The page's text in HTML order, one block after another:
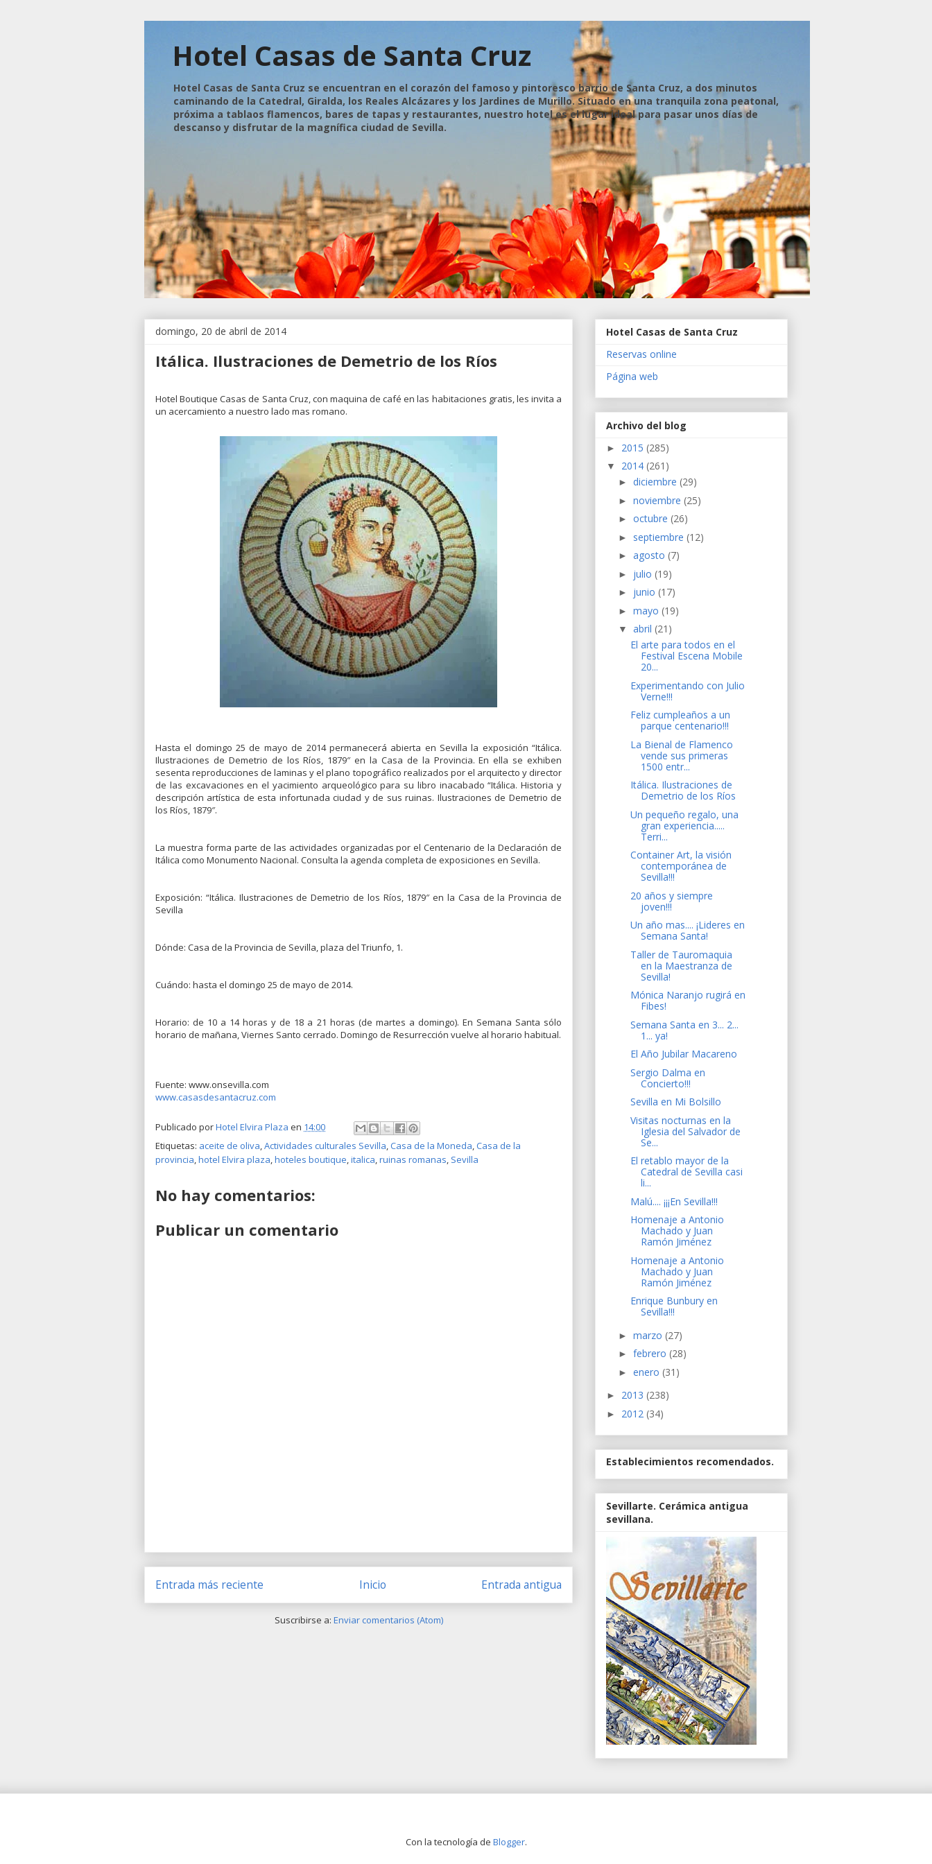
Hotel Casas de Santa Cruz
Hotel Casas de Santa Cruz se encuentran en el corazón del famoso y pintoresco barrio de Santa Cruz, a dos minutos
caminando de la Catedral, Giralda, los Reales Alcázares y los Jardines de Murillo. Situado en una tranquila zona peatonal,
próxima a tablaos flamencos, bares de tapas y restaurantes, nuestro hotel es el lugar ideal para pasar unos días de
descanso y disfrutar de la magnífica ciudad de Sevilla.
domingo, 20 de abril de 2014
Itálica. Ilustraciones de Demetrio de los Ríos
Hotel Boutique Casas de Santa Cruz, con maquina de café en las habitaciones gratis, les invita a
un acercamiento a nuestro lado mas romano.
Hasta el domingo 25 de mayo de 2014 permanecerá abierta en Sevilla la exposición “Itálica.
Ilustraciones de Demetrio de los Ríos, 1879″ en la Casa de la Provincia. En ella se exhiben
sesenta reproducciones de laminas y el plano topográfico realizados por el arquitecto y director
de las excavaciones en el yacimiento arqueológico para su libro inacabado “Itálica. Historia y
descripción artística de esta infortunada ciudad y de sus ruinas. Ilustraciones de Demetrio de
los Ríos, 1879″.
La muestra forma parte de las actividades organizadas por el Centenario de la Declaración de
Itálica como Monumento Nacional. Consulta la agenda completa de exposiciones en Sevilla.
Exposición: “Itálica. Ilustraciones de Demetrio de los Ríos, 1879″ en la Casa de la Provincia de
Sevilla
Dónde: Casa de la Provincia de Sevilla, plaza del Triunfo, 1.
Cuándo: hasta el domingo 25 de mayo de 2014.
Horario: de 10 a 14 horas y de 18 a 21 horas (de martes a domingo). En Semana Santa sólo
horario de mañana, Viernes Santo cerrado. Domingo de Resurrección vuelve al horario habitual.
Fuente: www.onsevilla.com
www.casasdesantacruz.com
Publicado porHotel Elvira Plaza en 14:00
Etiquetas: aceite de oliva,Actividades culturales Sevilla,Casa de la Moneda,Casa de la
provincia,hotel Elvira plaza,hoteles boutique,italica,ruinas romanas, Sevilla
No hay comentarios:
Publicar un comentario
Entrada más reciente Entrada antigua
Inicio
Suscribirse a: Enviar comentarios (Atom)
Hotel Casas de Santa Cruz
Reservas online
Página web
Archivo del blog
► 2015 (285)
▼ 2014 (261)
► diciembre (29)
► noviembre (25)
► octubre (26)
► septiembre (12)
► agosto (7)
► julio (19)
► junio (17)
► mayo (19)
▼ abril (21)
El arte para todos en el
Festival Escena Mobile
20...
Experimentando con Julio
Verne!!!
Feliz cumpleaños a un
parque centenario!!!
La Bienal de Flamenco
vende sus primeras
1500 entr...
Itálica. Ilustraciones de
Demetrio de los Ríos
Un pequeño regalo, una
gran experiencia.....
Terri...
Container Art, la visión
contemporánea de
Sevilla!!!
20 años y siempre
joven!!!
Un año mas.... ¡Lideres en
Semana Santa!
Taller de Tauromaquia
en la Maestranza de
Sevilla!
Mónica Naranjo rugirá en
Fibes!
Semana Santa en 3... 2...
1... ya!
El Año Jubilar Macareno
Sergio Dalma en
Concierto!!!
Sevilla en Mi Bolsillo
Visitas nocturnas en la
Iglesia del Salvador de
Se...
El retablo mayor de la
Catedral de Sevilla casi
li...
Malú.... ¡¡¡En Sevilla!!!
Homenaje a Antonio
Machado y Juan
Ramón Jiménez
Homenaje a Antonio
Machado y Juan
Ramón Jiménez
Enrique Bunbury en
Sevilla!!!
► marzo (27)
► febrero (28)
► enero (31)
► 2013 (238)
► 2012 (34)
Establecimientos recomendados.
Sevillarte. Cerámica antigua
sevillana.
Con la tecnología de Blogger.